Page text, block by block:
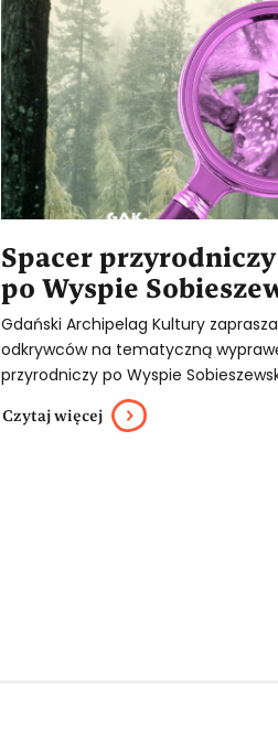
Spacer przyrodniczy
po Wyspie
Gdański Archipelag Kultury
odkrywców na tematyczną
przyrodniczy po Wyspie
Czytaj więcej